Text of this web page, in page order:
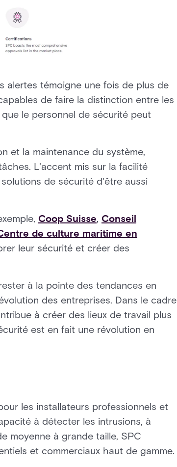
alertes témoigne une fois de plus de
de faire la distinction entre les
le personnel de sécurité peut
et la maintenance du système,
L'accent mis sur la facilité
de sécurité d'être aussi
Coop Suisse, Conseil
de culture maritime en
leur sécurité et créer des
à la pointe des tendances en
des entreprises. Dans le cadre
à créer des lieux de travail plus
est en fait une révolution en
les installateurs professionnels et
à détecter les intrusions, à
moyenne à grande taille, SPC
et commerciaux haut de gamme.